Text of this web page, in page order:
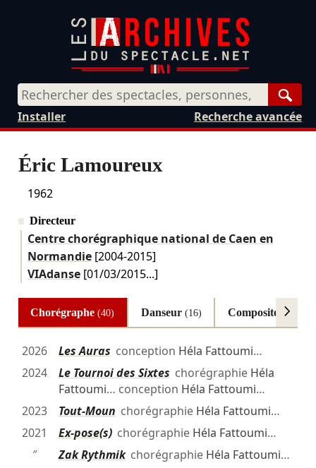
Recherche avancée
Installer
Éric Lamoureux
1962
Directeur
Centre chorégraphique national de Caen en
Normandie[2004-2015]
VIAdanse[01/03/2015...]
Chorégraphe(40) Danseur (16) Compositeur
2026 Les Auras conception Héla Fattoumi…
2024
Le Tournoi des Sixtes chorégraphie Héla
Fattoumi… conception Héla Fattoumi…
2023
Tout-Moun chorégraphie Héla Fattoumi…
2021
Ex-pose(s)chorégraphie Héla Fattoumi…
″
Zak Rythmikchorégraphie Héla Fattoumi…